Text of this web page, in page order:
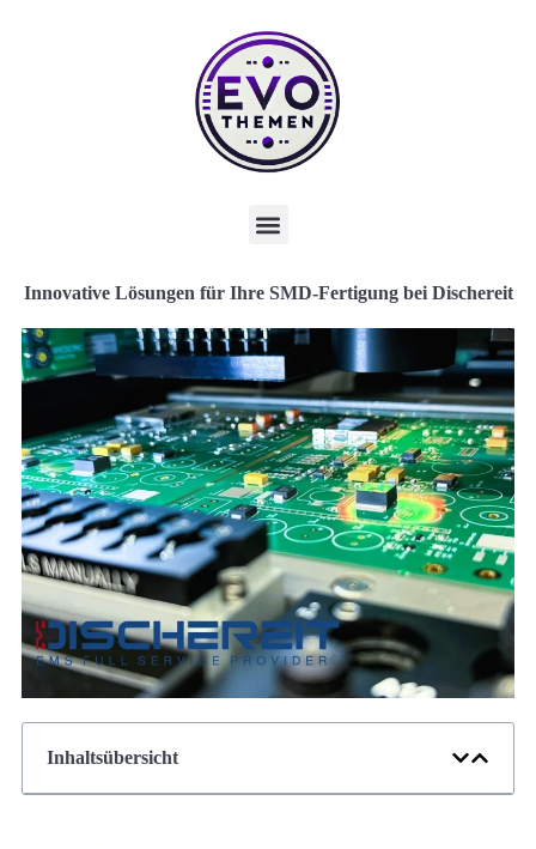
Innovative Lösungen für Ihre SMD-Fertigung bei Dischereit
Inhaltsübersicht